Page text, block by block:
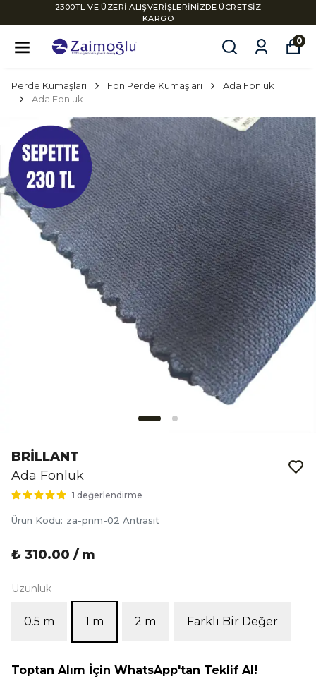
2300TL VE ÜZERİ ALIŞVERİŞLERİNİZDE ÜCRETSİZ
KARGO
0
Perde Kumaşları Fon Perde Kumaşları
Ada Fonluk
Ada Fonluk
BRİLLANT
Ada Fonluk
1 değerlendirme
Ürün Kodu: za-pnm-02 Antrasit
₺ 310.00 / m
Uzunluk
0.5 m 1 m 2 m Farklı Bir Değer
Toptan Alım İçin WhatsApp'tan Teklif Al!